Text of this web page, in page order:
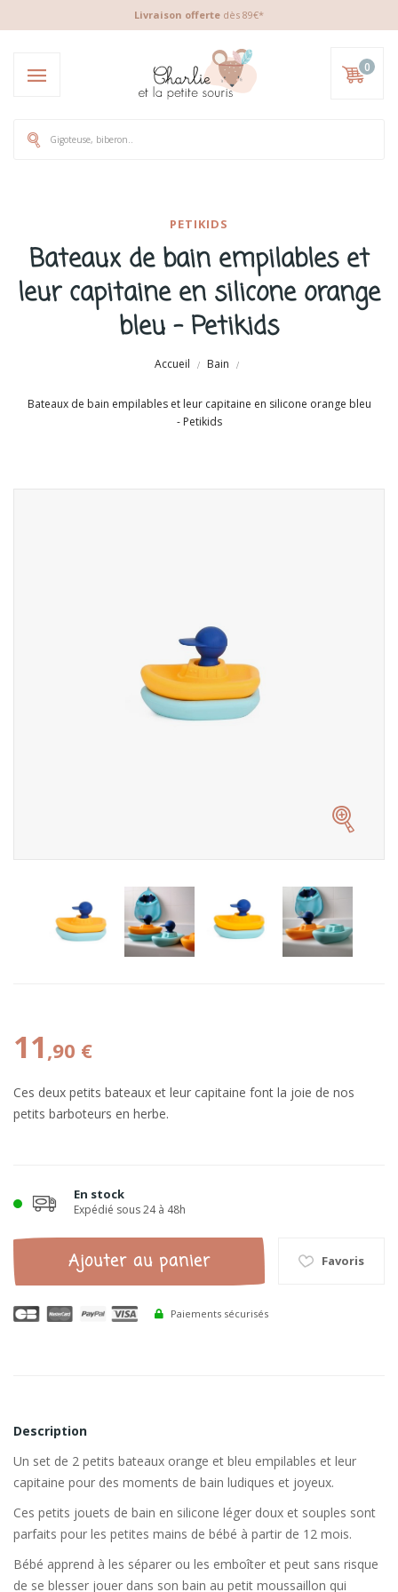
Livraison offerte dès 89€*
0
PETIKIDS
Bateaux de bain empilables et
leur capitaine en silicone orange
bleu - Petikids
Accueil Bain
Bateaux de bain empilables et leur capitaine en silicone orange bleu
- Petikids
11,90 €
Ces deux petits bateaux et leur capitaine font la joie de nos
petits barboteurs en herbe.
En stock
Expédié sous 24 à 48h
Ajouter au panier Favoris
Paiements sécurisés
Description
Un set de 2 petits bateaux orange et bleu empilables et leur
capitaine pour des moments de bain ludiques et joyeux.
Ces petits jouets de bain en silicone léger doux et souples sont
parfaits pour les petites mains de bébé à partir de 12 mois.
Bébé apprend à les séparer ou les emboîter et peut sans risque
de se blesser jouer dans son bain au petit moussaillon qui